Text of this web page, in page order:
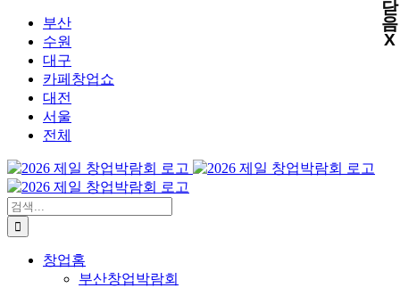
부산
수원
대구
카페창업쇼
대전
서울
전체
검
색:
창업홈
부산창업박람회
X
X
X
X
닫
음
X